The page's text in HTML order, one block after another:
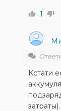
1
Кстати